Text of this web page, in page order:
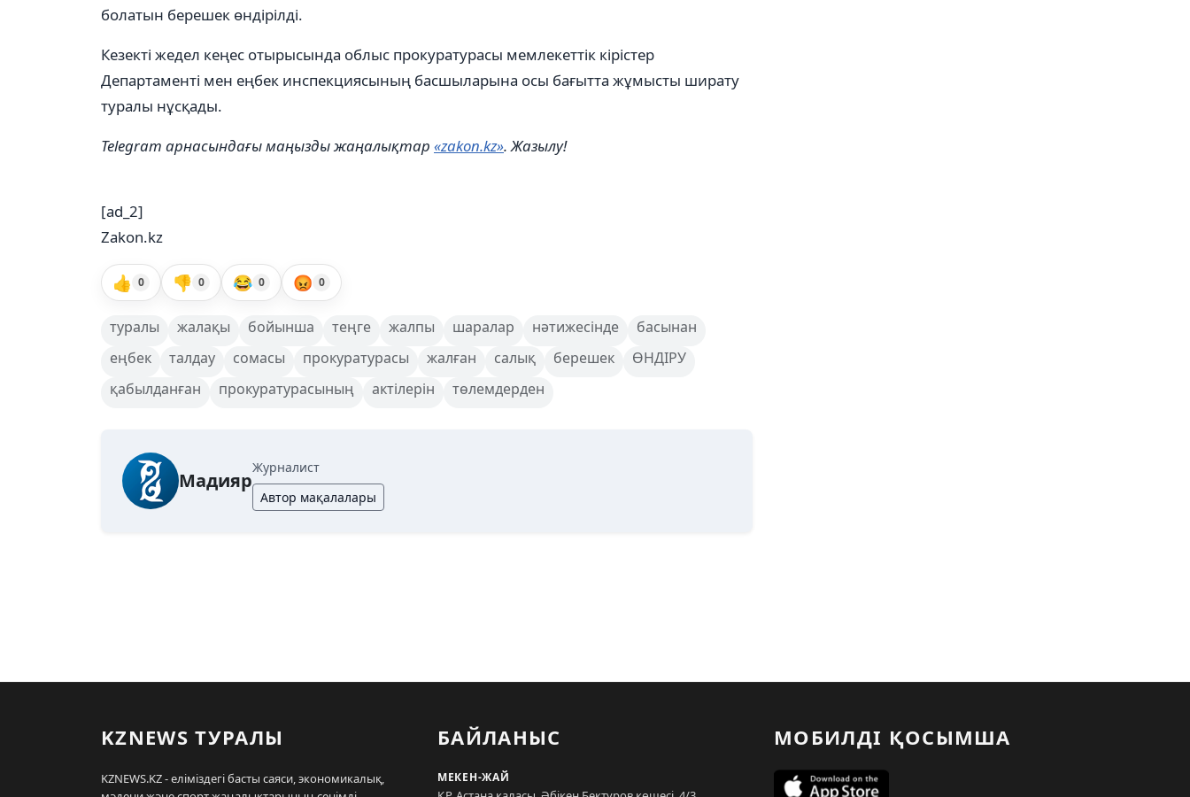
болатын берешек өндірілді.
Кезекті жедел кеңес отырысында облыс прокуратурасы мемлекеттік кірістер
Департаменті мен еңбек инспекциясының басшыларына осы бағытта жұмысты ширату
туралы нұсқады.
Telegram арнасындағы маңызды жаңалықтар «zakon.kz». Жазылу!
[ad_2]
Zakon.kz
👍 0 👎 0 😂 0 😡 0
туралы жалақы бойынша теңге жалпы шаралар нәтижесінде
басынан
еңбек
талдау сомасы прокуратурасы жалған салық берешек
ӨНДІРУ
қабылданған
прокуратурасының актілерін төлемдерден
Мадияр
Журналист
Автор мақалалары
KZNEWS ТУРАЛЫ
KZNEWS.KZ - еліміздегі басты саяси, экономикалық,
БАЙЛАНЫС
МЕКЕН-ЖАЙ
МОБИЛДІ ҚОСЫМША